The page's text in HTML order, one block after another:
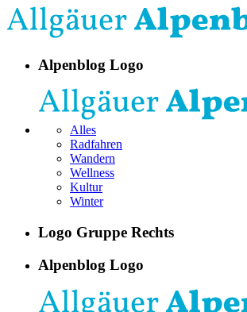
Alpenblog Logo
Alles
Radfahren
Wandern
Wellness
Kultur
Winter
Logo Gruppe Rechts
Alpenblog Logo